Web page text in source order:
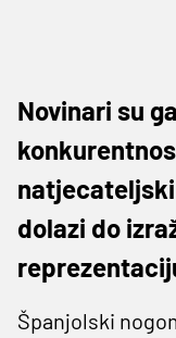
Novinari su
natjecateljski
dolazi do
Španjolski